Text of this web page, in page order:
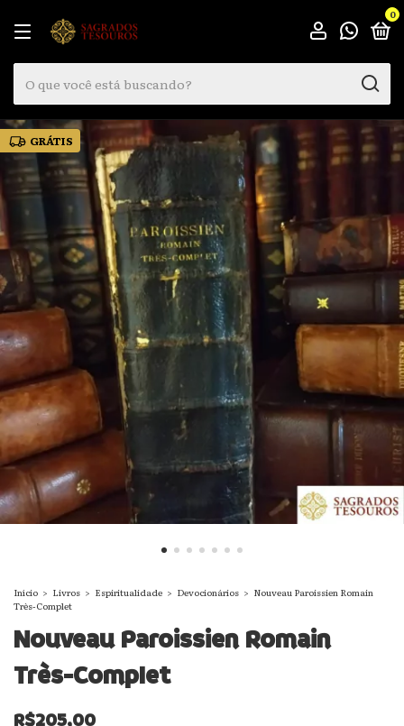
0
GRÁTIS
Início > Livros > Espiritualidade > Devocionários > Nouveau Paroissien Romain
Très-Complet
Nouveau Paroissien Romain
Très-Complet
R$205,00